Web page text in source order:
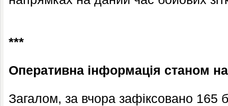
***
Оперативна інформація станом
Загалом, за вчора зафіксовано 165